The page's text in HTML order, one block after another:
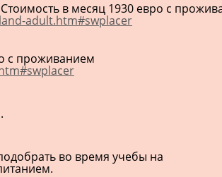
в месяц 1930 евро с
adult.htm#swplacer
с проживанием
во время учебы на